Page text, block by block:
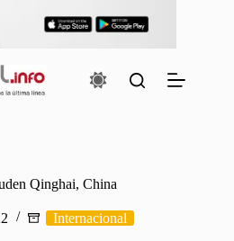
Qinghai, China
Internacional